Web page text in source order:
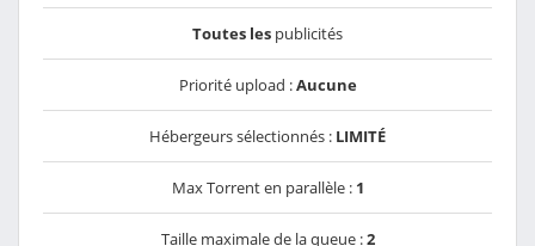
Toutes les publicités
Priorité upload :Aucune
Hébergeurs sélectionnés : LIMITÉ
Max Torrent en parallèle : 1
Taille maximale de la queue :2